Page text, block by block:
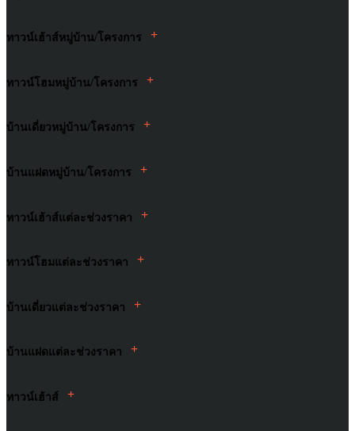
ทาวน์เฮ้าส์หมู่บ้าน/โครงการ +
ทาวน์โฮมหมู่บ้าน/โครงการ +
บ้านเดี่ยวหมู่บ้าน/โครงการ +
บ้านแฝดหมู่บ้าน/โครงการ +
ทาวน์เฮ้าส์แต่ละช่วงราคา +
ทาวน์โฮมแต่ละช่วงราคา +
บ้านเดี่ยวแต่ละช่วงราคา +
บ้านแฝดแต่ละช่วงราคา +
ทาวน์เฮ้าส์ +